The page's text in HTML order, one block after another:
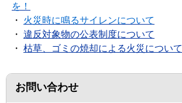
を！
・ 火災時に鳴るサイレンについて
・ 違反対象物の公表制度について
・ 枯草、ゴミの焼却による火災について
お問い合わせ